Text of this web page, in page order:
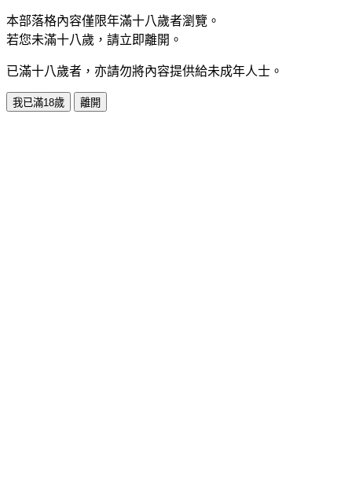
本部落格內容僅限年滿十八歲者瀏覽。
若您未滿十八歲，請立即離開。
已滿十八歲者，亦請勿將內容提供給未成年人士。
我已滿18歲 離開